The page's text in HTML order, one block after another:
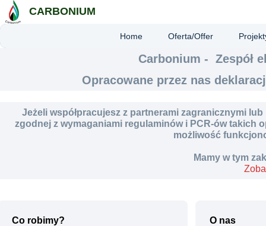
O nas
Home Oferta/Offer
Co robimy?
Jeżeli współpracujesz z partnerami zagranicznymi
zgodnej z wymaganiami regulaminów i PCR-ów takich
możliwość
Mamy w tym
CARBONIUM
Carbonium - Zespół
Opracowane przez nas